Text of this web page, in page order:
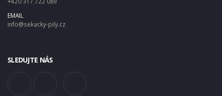
EMAIL
info@sekacky-pily.cz
SLEDUJTE NÁS